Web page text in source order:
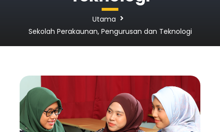
Utama
Sekolah Perakaunan, Pengurusan dan Teknologi